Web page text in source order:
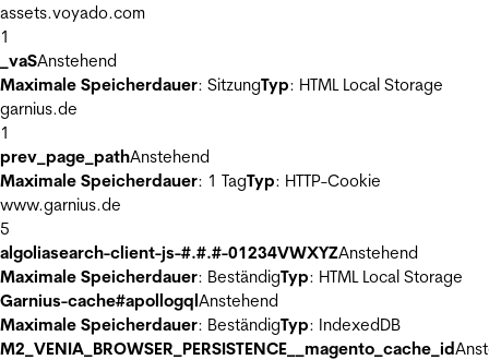
assets.voyado.com
1
_vaSAnstehend
Maximale Speicherdauer: SitzungTyp: HTML Local Storage
garnius.de
1
prev_page_pathAnstehend
Maximale Speicherdauer: 1 TagTyp: HTTP-Cookie
www.garnius.de
5
algoliasearch-client-js-#.#.#-01234VWXYZAnstehend
Maximale Speicherdauer: BeständigTyp: HTML Local Storage
Garnius-cache#apollogqlAnstehend
Maximale Speicherdauer: BeständigTyp: IndexedDB
M2_VENIA_BROWSER_PERSISTENCE__magento_cache_id